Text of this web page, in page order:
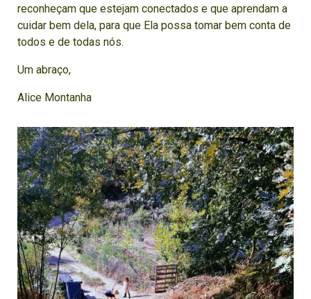
reconheçam que estejam conectados e que aprendam a
cuidar bem dela, para que Ela possa tomar bem conta de
todos e de todas nós.
Um abraço,
Alice Montanha